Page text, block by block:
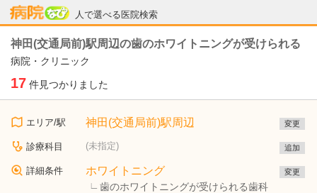
人で選べる医院検索
病院なび
神田(交通局前)駅周辺の歯のホワイトニングが受けられる
病院・クリニック
17 件見つかりました
エリア/駅 神田(交通局前)駅周辺 変更
診療科目 (未指定) 追加
詳細条件 ホワイトニング
歯のホワイトニングが受けられる歯科
変更